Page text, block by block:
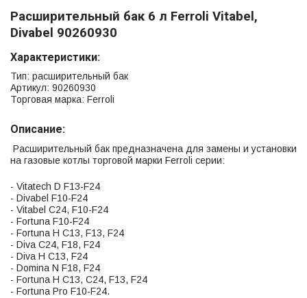
Расширительный бак 6 л Ferroli Vitabel,
Divabel 90260930
Характеристики:
Тип: расширительный бак
Артикул: 90260930
Торговая марка: Ferroli
Описание:
Расширительный бак предназначена для замены и установки
на газовые котлы торговой марки Ferroli серии:
- Vitatech D F13-F24
- Divabel F10-F24
- Vitabel С24, F10-F24
- Fortuna F10-F24
- Fortuna Н С13, F13, F24
- Diva С24, F18, F24
- Diva H С13, F24
- Domina N F18, F24
- Fortuna H С13, С24, F13, F24
- Fortuna Pro F10-F24.